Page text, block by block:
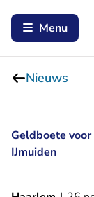
Menu
Nieuws
Geldboete
IJmuiden